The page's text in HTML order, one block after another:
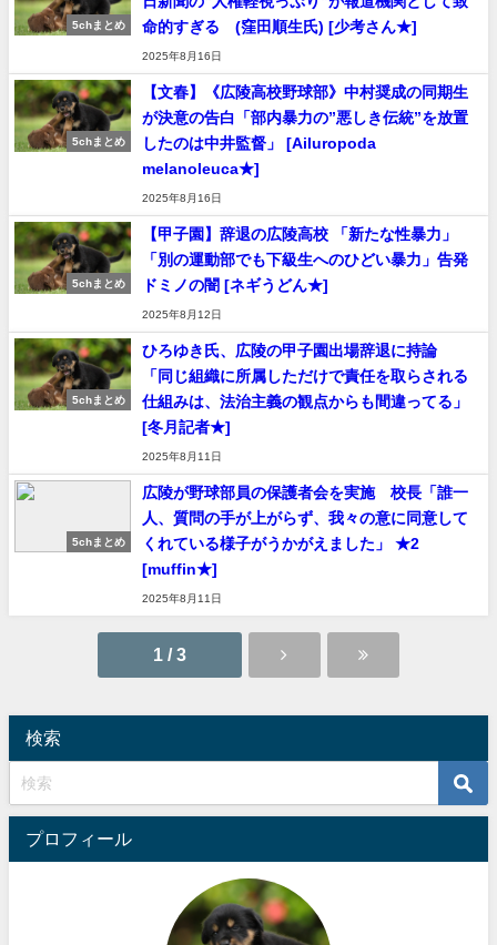
5chまとめ
命的すぎる (窪田順生氏) [少考さん★]
2025年8月16日
5chまとめ
【文春】《広陵高校野球部》中村奨成の同期生
が決意の告白「部内暴力の”悪しき伝統”を放置
したのは中井監督」 [Ailuropoda
melanoleuca★]
2025年8月16日
5chまとめ
【甲子園】辞退の広陵高校 「新たな性暴力」
「別の運動部でも下級生へのひどい暴力」告発
ドミノの闇 [ネギうどん★]
2025年8月12日
5chまとめ
ひろゆき氏、広陵の甲子園出場辞退に持論
「同じ組織に所属しただけで責任を取らされる
仕組みは、法治主義の観点からも間違ってる」
[冬月記者★]
2025年8月11日
5chまとめ
広陵が野球部員の保護者会を実施 校長「誰一
人、質問の手が上がらず、我々の意に同意して
くれている様子がうかがえました」 ★2
[muffin★]
2025年8月11日
1 / 3
検索
プロフィール